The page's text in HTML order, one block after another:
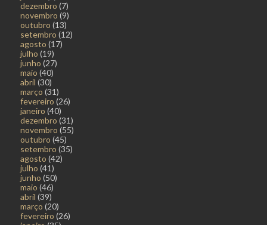
dezembro (7)
novembro (9)
outubro (13)
setembro (12)
agosto (17)
julho (19)
junho (27)
maio (40)
abril (30)
março (31)
fevereiro (26)
janeiro (40)
dezembro (31)
novembro (55)
outubro (45)
setembro (35)
agosto (42)
julho (41)
junho (50)
maio (46)
abril (39)
março (20)
fevereiro (26)